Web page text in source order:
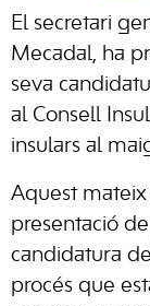
El secretari
Mecadal, ha
seva
al Consell
insulars al
Aquest
presentació
candidatura
procés que